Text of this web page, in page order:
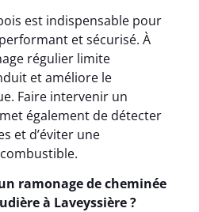
est indispensable pour
et sécurisé. À
régulier limite
et améliore le
Faire intervenir un
également de détecter
et d’éviter une
ramonage de cheminée
à Laveyssière ?